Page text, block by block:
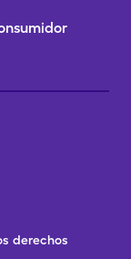
derechos